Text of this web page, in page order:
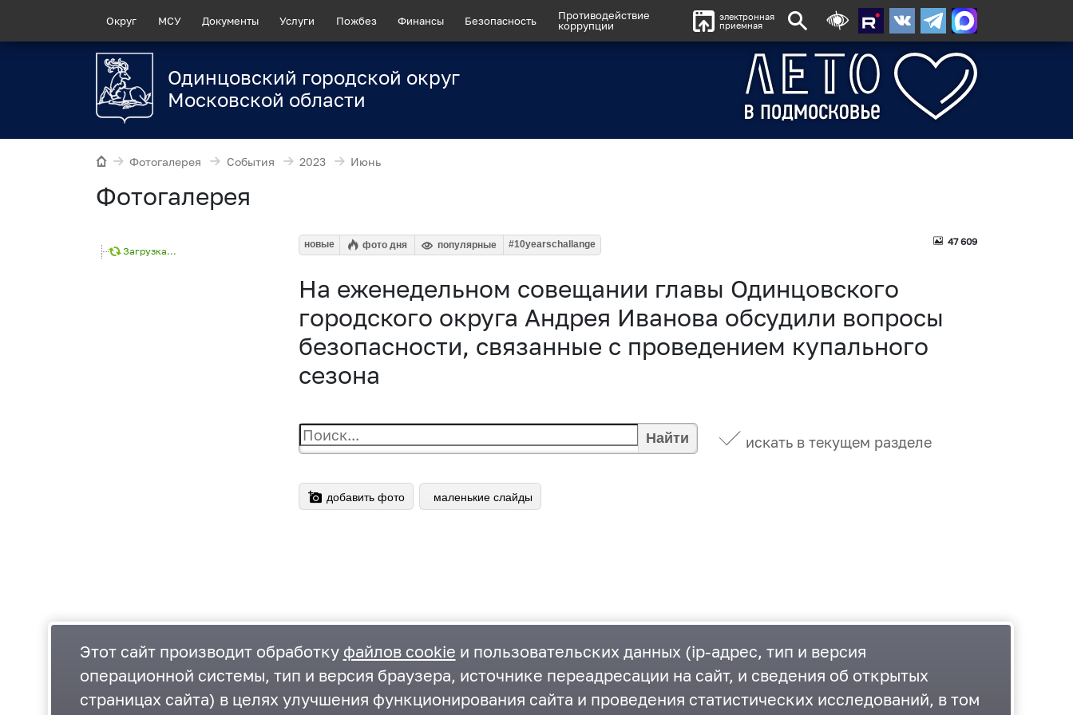
Округ МСУ Документы Услуги Пожбез Финансы Безопасность
Противодействие
коррупции
электронная
приемная
Одинцовский городской округ
Московской области
Фотогалерея События 2023 Июнь
Фотогалерея
Загрузка...
47 609
новые фото дня популярные #10yearschallange
На еженедельном совещании главы Одинцовского
городского округа Андрея Иванова обсудили вопросы
безопасности, связанные с проведением купального
сезона
Найти искать в текущем разделе
добавить фото маленькие слайды
Этот сайт производит обработку файлов cookie и пользовательских данных (ip-адрес, тип и версия
операционной системы, тип и версия браузера, источнике переадресации на сайт, и сведения об открытых
страницах сайта) в целях улучшения функционирования сайта и проведения статистических исследований, в том